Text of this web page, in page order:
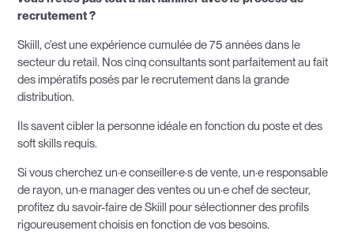
recrutement ?
Skiill, c’est une expérience cumulée de 75 années dans le
secteur du retail. Nos cinq consultants sont parfaitement au fait
des impératifs posés par le recrutement dans la grande
distribution.
Ils savent cibler la personne idéale en fonction du poste et des
soft skills requis.
Si vous cherchez un·e conseiller·e·s de vente, un·e responsable
de rayon, un·e manager des ventes ou un·e chef de secteur,
profitez du savoir-faire de Skiill pour sélectionner des profils
rigoureusement choisis en fonction de vos besoins.